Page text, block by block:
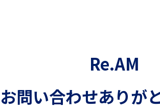
Re.AM
お問い合わせありが